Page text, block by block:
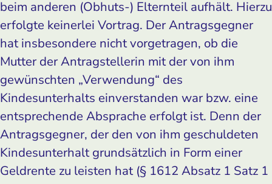
beim anderen (Obhuts-) Elternteil aufhält. Hierzu
erfolgte keinerlei Vortrag. Der Antragsgegner
hat insbesondere nicht vorgetragen, ob die
Mutter der Antragstellerin mit der von ihm
gewünschten „Verwendung“ des
Kindesunterhalts einverstanden war bzw. eine
entsprechende Absprache erfolgt ist. Denn der
Antragsgegner, der den von ihm geschuldeten
Kindesunterhalt grundsätzlich in Form einer
Geldrente zu leisten hat (§ 1612 Absatz 1 Satz 1